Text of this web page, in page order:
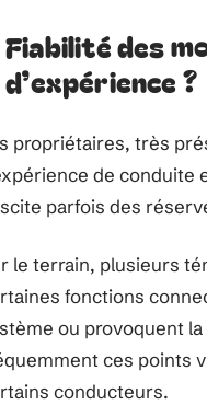
Fiabilité des
d’expérience ?
propriétaires, très
de conduite
parfois des
le terrain, plusieurs
fonctions
ou provoquent
ces points
conducteurs.